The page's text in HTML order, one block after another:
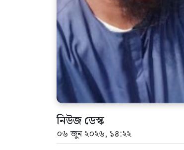
নিউজ ডেস্ক
০৬ জুন ২০২৬, ১৪:২২